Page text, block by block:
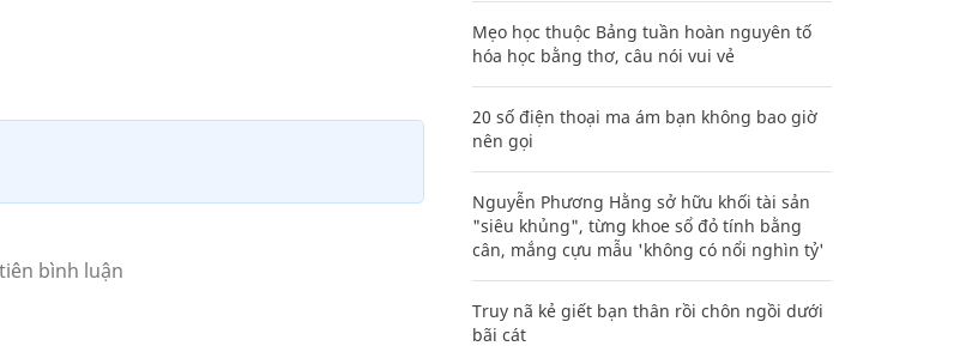
Mẹo học thuộc Bảng tuần hoàn nguyên tố
hóa học bằng thơ, câu nói vui vẻ
20 số điện thoại ma ám bạn không bao giờ
nên gọi
Nguyễn Phương Hằng sở hữu khối tài sản
"siêu khủng", từng khoe sổ đỏ tính bằng
cân, mắng cựu mẫu 'không có nổi nghìn tỷ'
Truy nã kẻ giết bạn thân rồi chôn ngồi dưới
bãi cát